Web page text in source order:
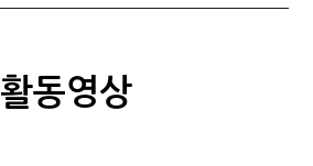
활동영상